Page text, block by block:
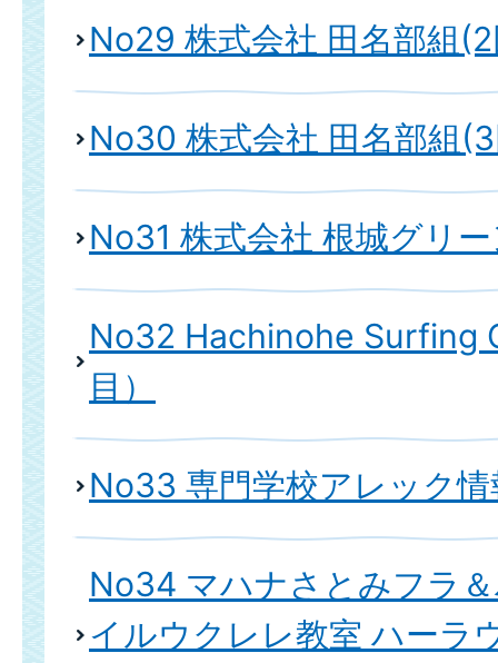
No29 株式会社 田名部組
No30 株式会社 田名部組
No31 株式会社 根城グリ
No32 Hachinohe Surfing
目）
No33 専門学校アレック
No34 マハナさとみフラ
イルウクレレ教室 ハーラ